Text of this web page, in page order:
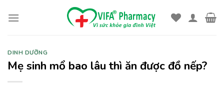
DINH DƯỠNG
Mẹ sinh mổ bao lâu thì ăn được đồ nếp?